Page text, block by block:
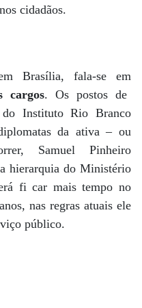
cidadãos.
Brasília, fala-se em
cargos. Os postos de
Instituto Rio Branco
da ativa – ou
Samuel Pinheiro
hierarquia do Ministério
fi car mais tempo no
nas regras atuais ele
público.